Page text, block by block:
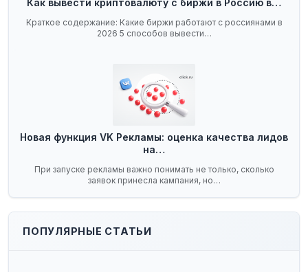
Как вывести криптовалюту с биржи в Россию в…
Краткое содержание: Какие биржи работают с россиянами в
2026 5 способов вывести…
Новая функция VK Рекламы: оценка качества лидов
на…
При запуске рекламы важно понимать не только, сколько
заявок принесла кампания, но…
ПОПУЛЯРНЫЕ СТАТЬИ